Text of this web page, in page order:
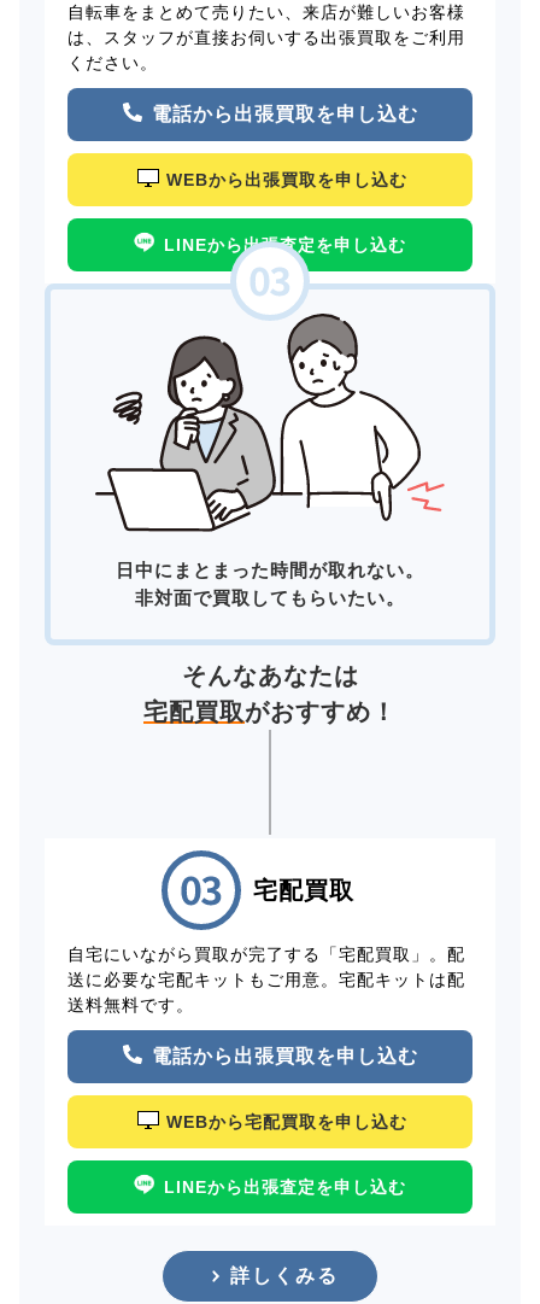
自転車をまとめて売りたい、来店が難しいお客様
は、スタッフが直接お伺いする出張買取をご利用
ください。
電話から出張買取を申し込む
WEBから出張買取を申し込む
LINEから出張査定を申し込む
日中にまとまった時間が取れない。
非対面で買取してもらいたい。
そんなあなたは
宅配買取がおすすめ！
宅配買取
自宅にいながら買取が完了する「宅配買取」。配
送に必要な宅配キットもご用意。宅配キットは配
送料無料です。
電話から出張買取を申し込む
WEBから宅配買取を申し込む
LINEから出張査定を申し込む
詳しくみる